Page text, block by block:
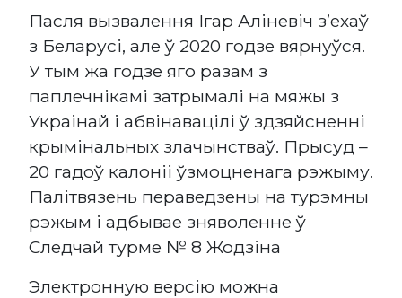
Пасля вызвалення Ігар Аліневіч з’ехаў
з Беларусі, але ў 2020 годзе вярнуўся.
У тым жа годзе яго разам з
паплечнікамі затрымалі на мяжы з
Украінай і абвінавацілі ў здзяйсненні
крымінальных злачынстваў. Прысуд –
20 гадоў калоніі ўзмоцненага рэжыму.
Палітвязень пераведзены на турэмны
рэжым і адбывае зняволенне ў
Следчай турме № 8 Жодзіна
Электронную версію можна